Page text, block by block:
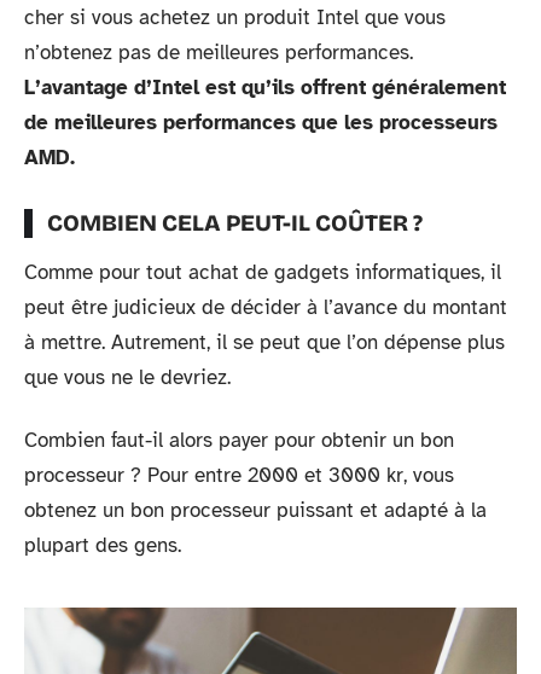
cher si vous achetez un produit Intel que vous
n’obtenez pas de meilleures performances.
L’avantage d’Intel est qu’ils offrent généralement
de meilleures performances que les processeurs
AMD.
COMBIEN CELA PEUT-IL COÛTER ?
Comme pour tout achat de gadgets informatiques, il
peut être judicieux de décider à l’avance du montant
à mettre. Autrement, il se peut que l’on dépense plus
que vous ne le devriez.
Combien faut-il alors payer pour obtenir un bon
processeur ? Pour entre 2000 et 3000 kr, vous
obtenez un bon processeur puissant et adapté à la
plupart des gens.